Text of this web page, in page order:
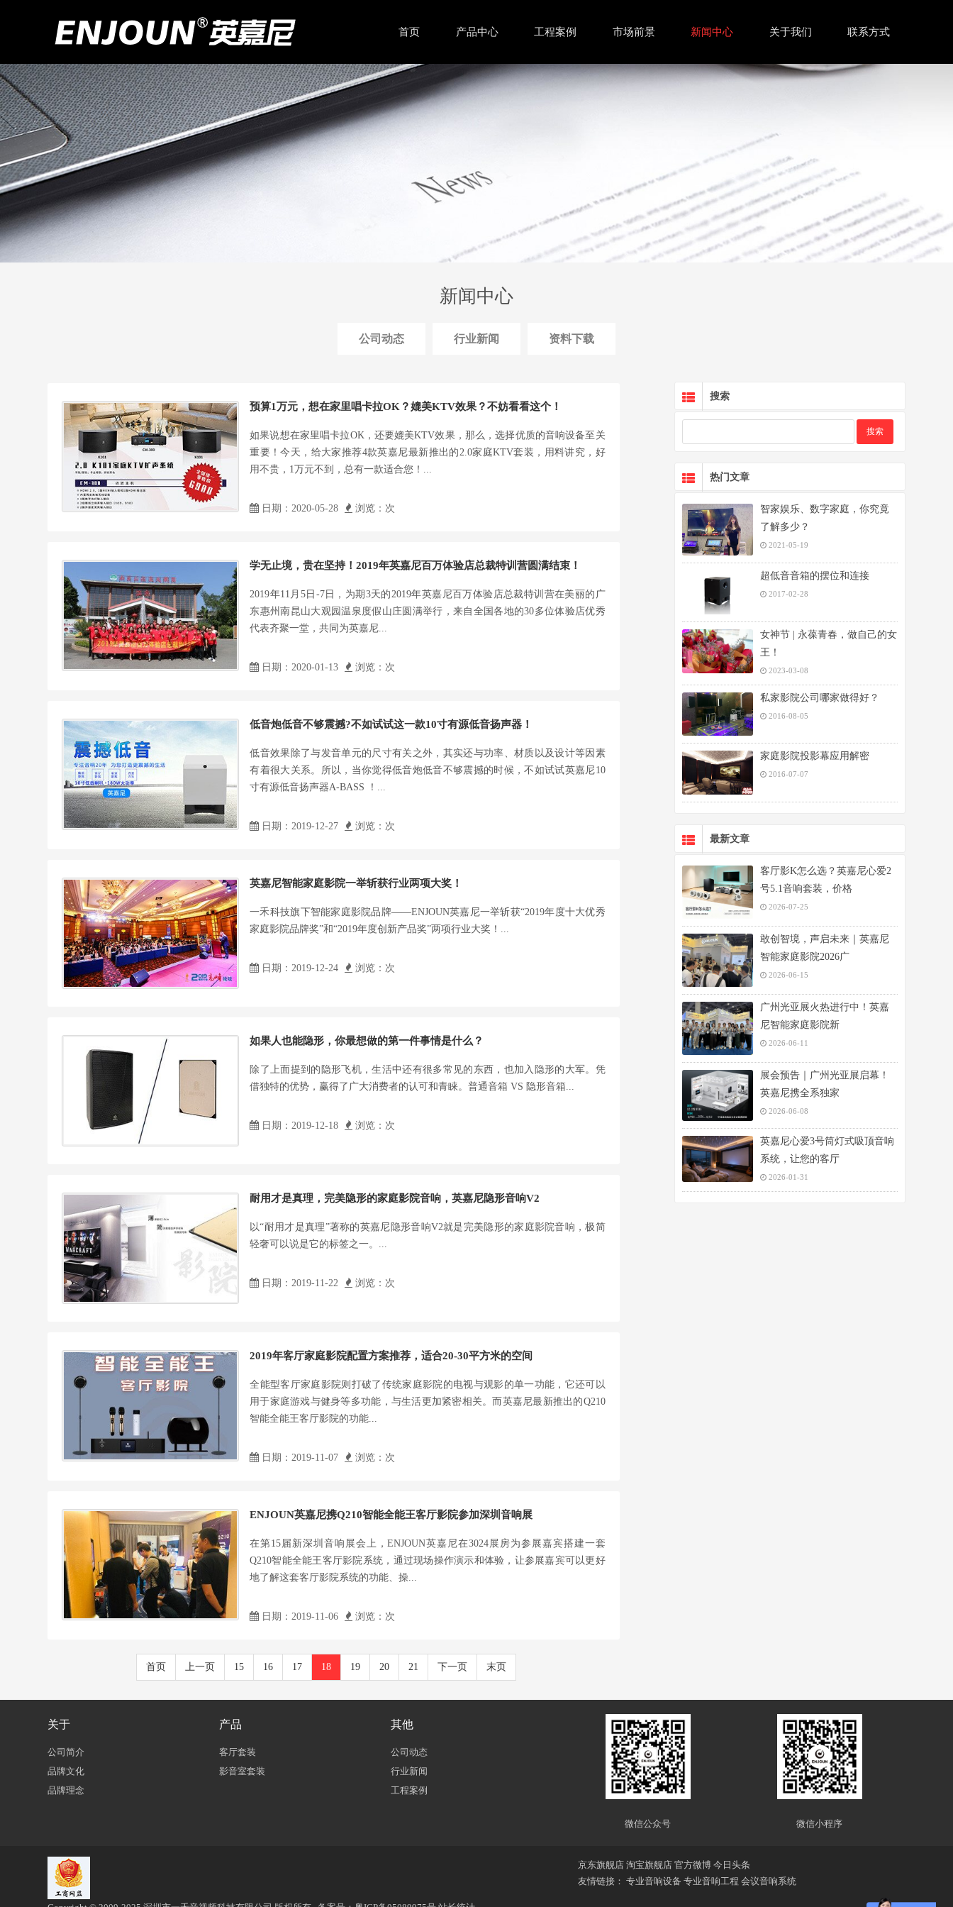
首页 产品中心 工程案例 市场前景 新闻中心 关于我们 联系方式
新闻中心
公司动态 行业新闻 资料下载
预算1万元，想在家里唱卡拉OK？媲美KTV效果？不妨看看这个！
如果说想在家里唱卡拉OK，还要媲美KTV效果，那么，选择优质的音响设备至关
重要！今天，给大家推荐4款英嘉尼最新推出的2.0家庭KTV套装，用料讲究，好
用不贵，1万元不到，总有一款适合您！...
日期：2020-05-28 浏览： 次
学无止境，贵在坚持！2019年英嘉尼百万体验店总裁特训营圆满结束！
2019年11月5日-7日，为期3天的2019年英嘉尼百万体验店总裁特训营在美丽的广
东惠州南昆山大观园温泉度假山庄圆满举行，来自全国各地的30多位体验店优秀
代表齐聚一堂，共同为英嘉尼...
日期：2020-01-13 浏览： 次
低音炮低音不够震撼?不如试试这一款10寸有源低音扬声器！
低音效果除了与发音单元的尺寸有关之外，其实还与功率、材质以及设计等因素
有着很大关系。所以，当你觉得低音炮低音不够震撼的时候，不如试试英嘉尼10
寸有源低音扬声器A-BASS ！...
日期：2019-12-27 浏览： 次
英嘉尼智能家庭影院一举斩获行业两项大奖！
一禾科技旗下智能家庭影院品牌——ENJOUN英嘉尼一举斩获“2019年度十大优秀
家庭影院品牌奖”和“2019年度创新产品奖”两项行业大奖！...
日期：2019-12-24 浏览： 次
如果人也能隐形，你最想做的第一件事情是什么？
除了上面提到的隐形飞机，生活中还有很多常见的东西，也加入隐形的大军。凭
借独特的优势，赢得了广大消费者的认可和青睐。普通音箱 VS 隐形音箱...
日期：2019-12-18 浏览： 次
耐用才是真理，完美隐形的家庭影院音响，英嘉尼隐形音响V2
以“耐用才是真理”著称的英嘉尼隐形音响V2就是完美隐形的家庭影院音响，极简
轻奢可以说是它的标签之一。...
日期：2019-11-22 浏览： 次
2019年客厅家庭影院配置方案推荐，适合20-30平方米的空间
全能型客厅家庭影院则打破了传统家庭影院的电视与观影的单一功能，它还可以
用于家庭游戏与健身等多功能，与生活更加紧密相关。而英嘉尼最新推出的Q210
智能全能王客厅影院的功能...
日期：2019-11-07 浏览： 次
ENJOUN英嘉尼携Q210智能全能王客厅影院参加深圳音响展
在第15届新深圳音响展会上，ENJOUN英嘉尼在3024展房为参展嘉宾搭建一套
Q210智能全能王客厅影院系统，通过现场操作演示和体验，让参展嘉宾可以更好
地了解这套客厅影院系统的功能、操...
日期：2019-11-06 浏览： 次
首页 上一页 15 16 17 18 19 20 21 下一页 末页
搜索
热门文章
智家娱乐、数字家庭，你究竟
了解多少？
2021-05-19
超低音音箱的摆位和连接
2017-02-28
女神节 | 永葆青春，做自己的女
王！
2023-03-08
私家影院公司哪家做得好？
2016-08-05
家庭影院投影幕应用解密
2016-07-07
最新文章
客厅影K怎么选？英嘉尼心爱2
号5.1音响套装，价格
2026-07-25
敢创智境，声启未来｜英嘉尼
智能家庭影院2026广
2026-06-15
广州光亚展火热进行中！英嘉
尼智能家庭影院新
2026-06-11
展会预告｜广州光亚展启幕！
英嘉尼携全系独家
2026-06-08
英嘉尼心爱3号筒灯式吸顶音响
系统，让您的客厅
2026-01-31
关于
公司简介
品牌文化
品牌理念
产品
客厅套装
影音室套装
其他
公司动态
行业新闻
工程案例
微信公众号 微信小程序
京东旗舰店 淘宝旗舰店 官方微博 今日头条
友情链接： 专业音响设备 专业音响工程 会议音响系统